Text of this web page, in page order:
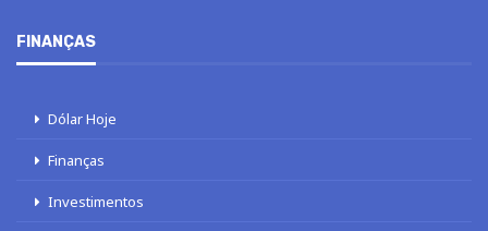
FINANÇAS
Dólar Hoje
Finanças
Investimentos